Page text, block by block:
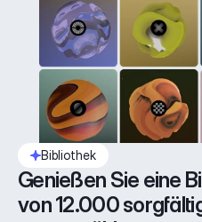
Bibliothek
Genießen Sie eine
von 12.000